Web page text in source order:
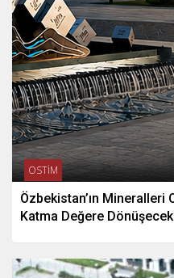
OSTİM
Özbekistan’ın
Katma Değere Dönüşecek